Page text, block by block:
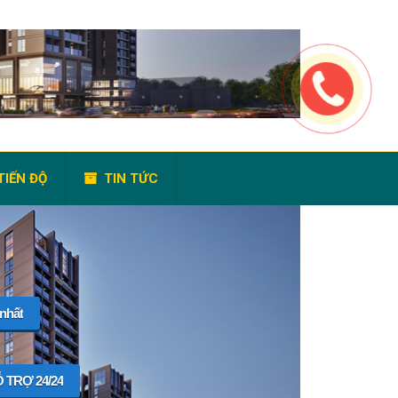
ĐỘ TIN TỨC